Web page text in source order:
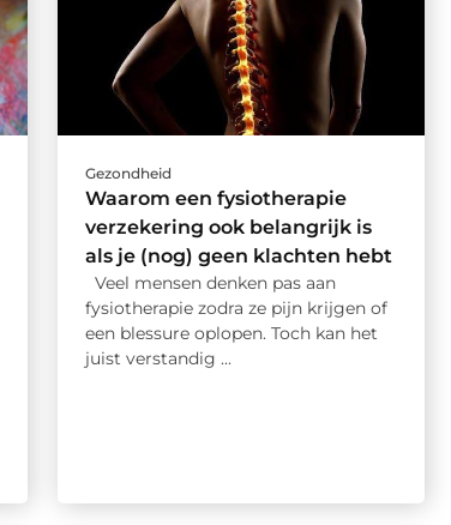
Gezondheid
Waarom een fysiotherapie
verzekering ook belangrijk is
als je (nog) geen klachten hebt
Veel mensen denken pas aan
fysiotherapie zodra ze pijn krijgen of
een blessure oplopen. Toch kan het
juist verstandig ...